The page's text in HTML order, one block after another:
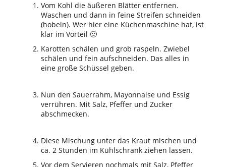
Vom Kohl die äußeren Blätter entfernen.
Waschen und dann in feine Streifen schneiden
(hobeln). Wer hier eine Küchenmaschine hat, ist
klar im Vorteil 🙂
Karotten schälen und grob raspeln. Zwiebel
schälen und fein aufschneiden. Das alles in
eine große Schüssel geben.
Nun den Sauerrahm, Mayonnaise und Essig
verrühren. Mit Salz, Pfeffer und Zucker
abschmecken.
Diese Mischung unter das Kraut mischen und
ca. 2 Stunden im Kühlschrank ziehen lassen.
Vor dem Servieren nochmals mit Salz, Pfeffer